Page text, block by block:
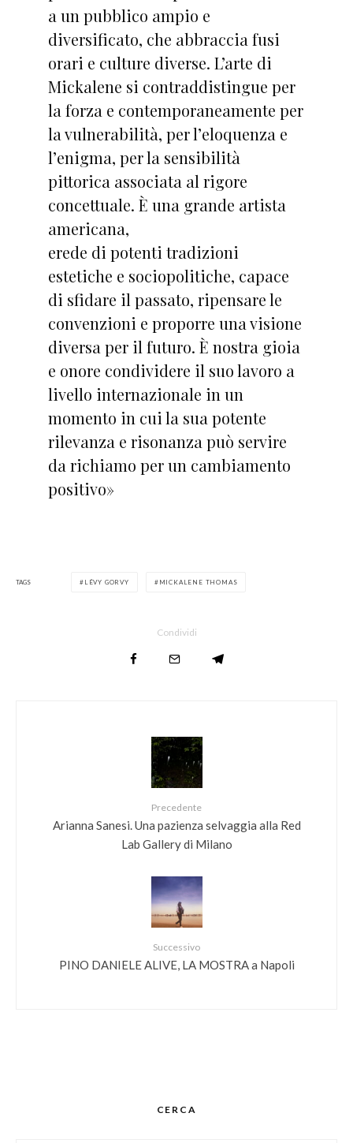
a un pubblico ampio e
diversificato, che abbraccia fusi
orari e culture diverse. L’arte di
Mickalene si contraddistingue per
la forza e contemporaneamente per
la vulnerabilità, per l’eloquenza e
l’enigma, per la sensibilità
pittorica associata al rigore
concettuale. È una grande artista
americana,
erede di potenti tradizioni
estetiche e sociopolitiche, capace
di sfidare il passato, ripensare le
convenzioni e proporre una visione
diversa per il futuro. È nostra gioia
e onore condividere il suo lavoro a
livello internazionale in un
momento in cui la sua potente
rilevanza e risonanza può servire
da richiamo per un cambiamento
positivo»
TAGS LÉVY GORVY MICKALENE THOMAS
Condividi
Precedente
Arianna Sanesi. Una pazienza selvaggia alla Red
Lab Gallery di Milano
Successivo
PINO DANIELE ALIVE, LA MOSTRA a Napoli
CERCA